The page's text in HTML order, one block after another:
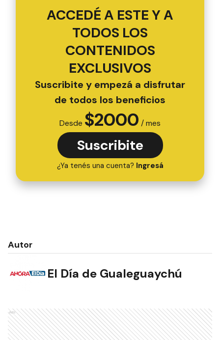
ACCEDÉ A ESTE Y A
TODOS LOS
CONTENIDOS
EXCLUSIVOS
Suscribite y empezá a disfrutar
de todos los beneficios
Desde $2000 / mes
Suscribite
¿Ya tenés una cuenta? Ingresá
Autor
El Día de Gualeguaychú
Ads